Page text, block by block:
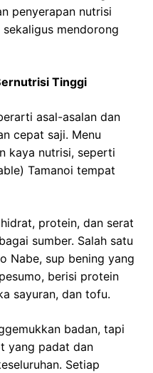
penyerapan nutrisi
mendorong
Tinggi
asal-asalan dan
cepat saji. Menu
kaya nutrisi, seperti
Tamanoi tempat
protein, dan serat
sumber. Salah satu
Nabe, sup bening yang
berisi protein
sayuran, dan tofu.
badan, tapi
yang padat dan
Setiap